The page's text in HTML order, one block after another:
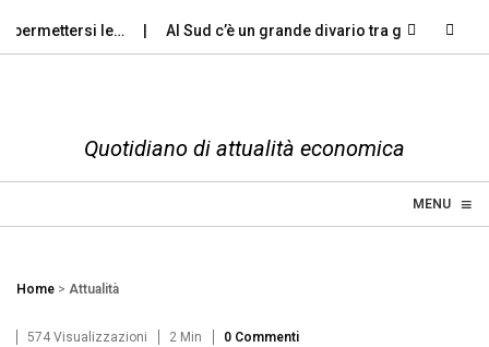
le… Al Sud c’è un grande divario tra gli…
Quotidiano di attualità economica
MENU ≡
☰
Home > Attualità
574 Visualizzazioni 2 Min 0 Commenti